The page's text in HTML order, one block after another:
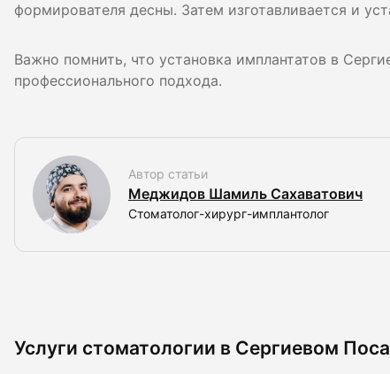
формирователя десны. Затем изготавливается и
Важно помнить, что установка имплантатов в
профессионального подхода.
Автор статьи
Меджидов Шамиль Сахаватович
Стоматолог-хирург-имплантолог
Услуги стоматологии в Сергиевом